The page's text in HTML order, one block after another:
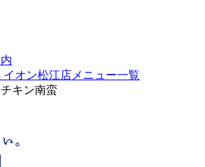
イオン松江店メニュー一覧
キン南蛮